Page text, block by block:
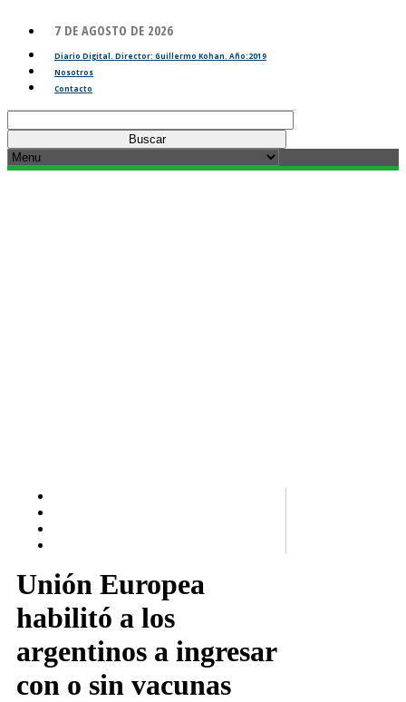
7 DE AGOSTO DE 2026
Diario Digital. Director: Guillermo Kohan. Año:2019
Nosotros
Contacto
Unión Europea
habilitó a los
argentinos a ingresar
con o sin vacunas